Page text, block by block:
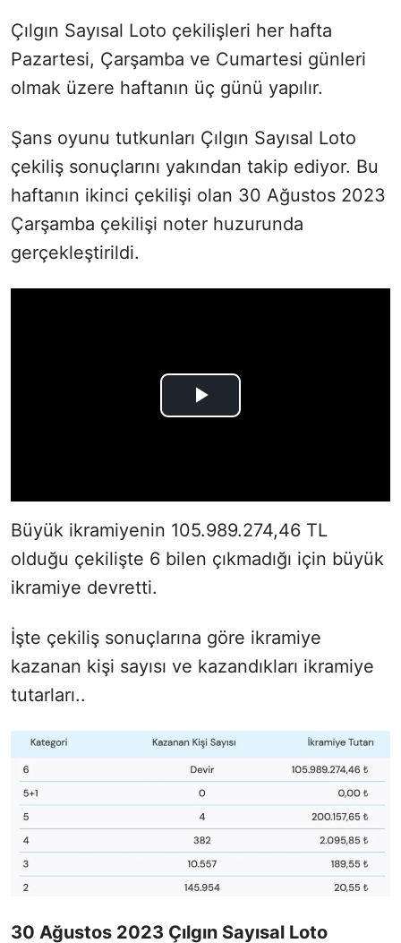
Çılgın Sayısal Loto çekilişleri her hafta
Pazartesi, Çarşamba ve Cumartesi günleri
olmak üzere haftanın üç günü yapılır.
Şans oyunu tutkunları Çılgın Sayısal Loto
çekiliş sonuçlarını yakından takip ediyor. Bu
haftanın ikinci çekilişi olan 30 Ağustos 2023
Çarşamba çekilişi noter huzurunda
gerçekleştirildi.
Büyük ikramiyenin 105.989.274,46 TL
olduğu çekilişte 6 bilen çıkmadığı için büyük
ikramiye devretti.
İşte çekiliş sonuçlarına göre ikramiye
kazanan kişi sayısı ve kazandıkları ikramiye
tutarları..
30 Ağustos 2023 Çılgın Sayısal Loto